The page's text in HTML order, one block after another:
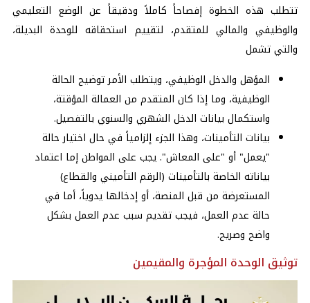
تتطلب هذه الخطوة إفصاحاً كاملاً ودقيقاً عن الوضع التعليمي
والوظيفي والمالي للمتقدم، لتقييم استحقاقه للوحدة البديلة،
والتي تشمل
المؤهل والدخل الوظيفي، ويتطلب الأمر توضيح الحالة
الوظيفية، وما إذا كان المتقدم من العمالة المؤقتة،
واستكمال بيانات الدخل الشهري والسنوي بالتفصيل.
بيانات التأمينات، وهذا الجزء إلزامياً في حال اختيار حالة
"يعمل" أو "على المعاش". يجب على المواطن إما اعتماد
بياناته الخاصة بالتأمينات (الرقم التأميني والقطاع)
المستعرضة من قبل المنصة، أو إدخالها يدوياً، أما في
حالة عدم العمل، فيجب تقديم سبب عدم العمل بشكل
واضح وصريح.
توثيق الوحدة المؤجرة والمقيمين